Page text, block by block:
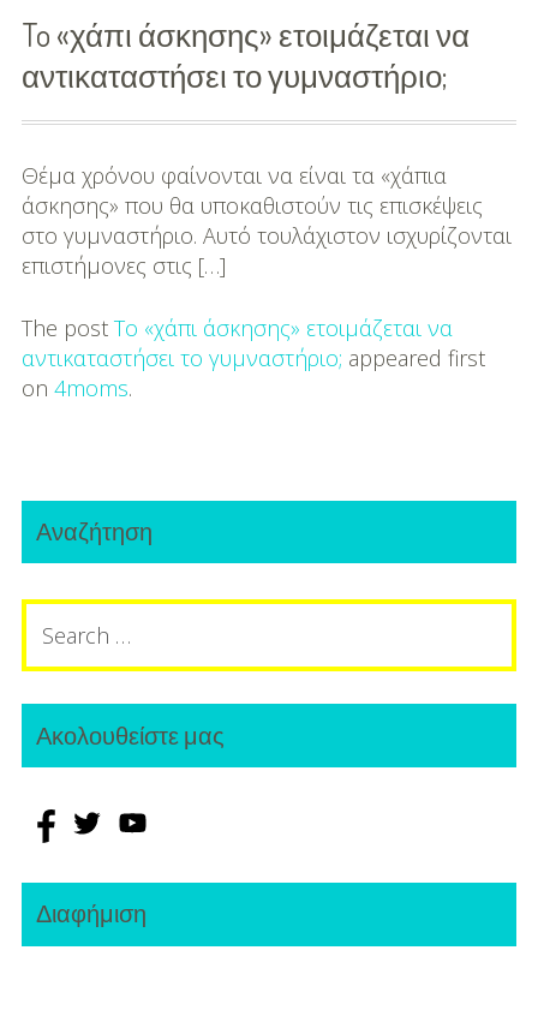
της
Κρήτης!
To «χάπι άσκησης» ετοιμάζεται να
αντικαταστήσει το γυμναστήριο;
Θέμα χρόνου φαίνονται να είναι τα «χάπια
άσκησης» που θα υποκαθιστούν τις επισκέψεις
στο γυμναστήριο. Αυτό τουλάχιστον ισχυρίζονται
επιστήμονες στις […]
The post To «χάπι άσκησης» ετοιμάζεται να
αντικαταστήσει το γυμναστήριο; appeared first
on 4moms.
Primary
Sidebar
Αναζήτηση
Search
for:
Ακολουθείστε μας
Διαφήμιση